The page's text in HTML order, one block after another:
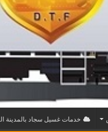
خدمات غسيل سجاد بالمدينة